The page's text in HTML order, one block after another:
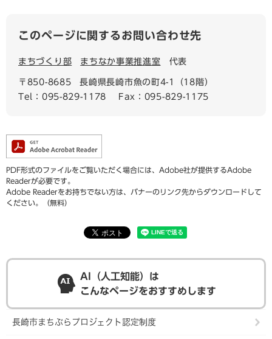
このページに関するお問い合わせ先
まちづくり部 まちなか事業推進室 代表
〒850-8685
長崎県長崎市魚の町4-1（18階）
Tel：095-829-1178
Fax：095-829-1175
PDF形式のファイルをご覧いただく場合には、Adobe社が提供するAdobe
Readerが必要です。
Adobe Readerをお持ちでない方は、バナーのリンク先からダウンロードして
ください。（無料）
AI（人工知能）は
こんなページをおすすめします
長崎市まちぶらプロジェクト認定制度